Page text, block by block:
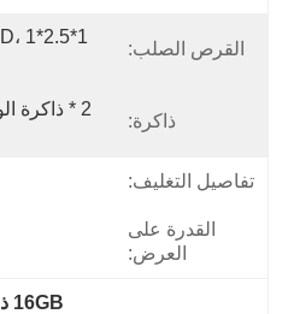
القرص الصلب:
ذاكرة:
تفاصيل التغليف:
القدرة على
العرض: